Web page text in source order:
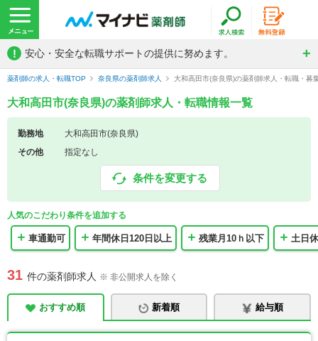
! 安心・安全な転職サポートの提供に努めます。
薬剤師の求人・転職TOP 奈良県の薬剤師求人 大和高田市(奈良県)の薬剤師求人・転職・募
大和高田市(奈良県)の薬剤師求人・転職情報一覧
勤務地
大和高田市(奈良県)
その他
指定なし
条件を変更する
人気のこだわり条件を追加する
車通勤可 年間休日120日以上 残業月10ｈ以下 土日
31 件の薬剤師求人 ※ 非公開求人を除く
おすすめ順 新着順 給与順